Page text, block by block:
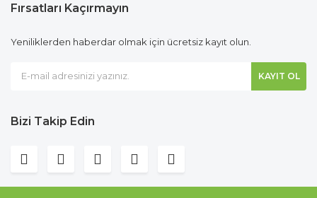
Fırsatları Kaçırmayın
Yeniliklerden haberdar olmak için ücretsiz kayıt olun.
KAYIT OL
Bizi Takip Edin